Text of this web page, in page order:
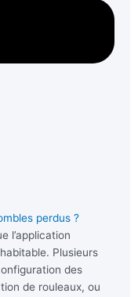
perdus ?
l’application
Plusieurs
des
de rouleaux, ou